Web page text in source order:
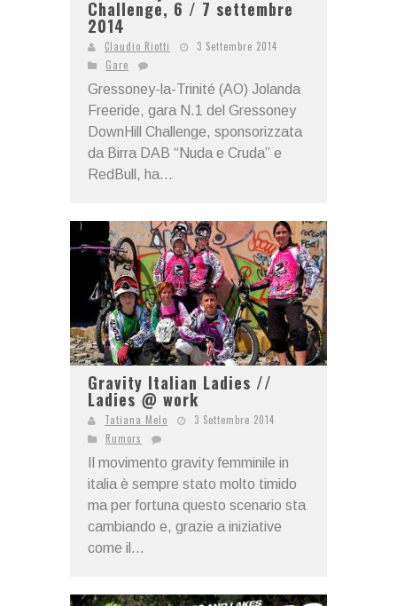
Challenge, 6 / 7 settembre
2014
Claudio Riotti
3 Settembre 2014
Gare
Gressoney-la-Trinité (AO) Jolanda
Freeride, gara N.1 del Gressoney
DownHill Challenge, sponsorizzata
da Birra DAB “Nuda e Cruda” e
RedBull, ha...
Gravity Italian Ladies //
Ladies @ work
Tatiana Melo
3 Settembre 2014
Rumors
Il movimento gravity femminile in
italia è sempre stato molto timido
ma per fortuna questo scenario sta
cambiando e, grazie a iniziative
come il...